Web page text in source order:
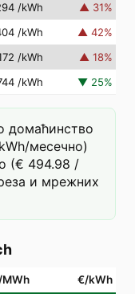
/kWh ▲ 31%
/kWh ▲ 42%
/kWh ▲ 18%
/kWh ▼ 25%
домаћинство
месечно)
(€ 494.98 /
и мрежних
€/kWh